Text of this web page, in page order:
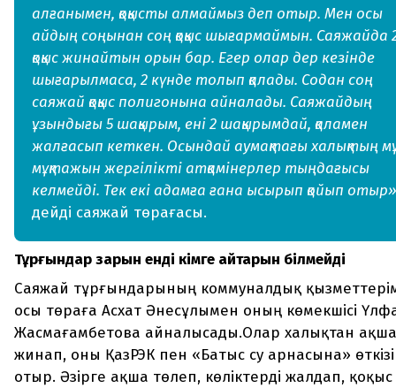
алғанымен, қоқысты алмаймыз деп отыр. Мен осы
айдың соңынан соң қоқыс шығармаймын. Саяжайда
қоқыс жинайтын орын бар. Егер олар дер кезінде
шығарылмаса, 2 күнде толып қалады. Содан соң
саяжай қоқыс полигонына айналады. Саяжайдың
ұзындығы 5 шақырым, ені 2 шақырымдай, қаламен
жалғасып кеткен. Осындай аумақтағы халықтың
мұқтажын жергілікті атқамінерлер тыңдағысы
келмейді. Тек екі адамға ғана ысырып қойып
дейді саяжай төрағасы.
Тұрғындар зарын енді кімге айтарын білмейді
Саяжай тұрғындарының коммуналдық
осы төраға Асхат Әнесұлымен оның көмекшісі
Жасмағамбетова айналысады.Олар халықтан ақша
жинап, оны ҚазРЭК пен «Батыс су арнасына»
отыр. Әзірге ақша төлеп, көліктерді жалдап, қоқыс